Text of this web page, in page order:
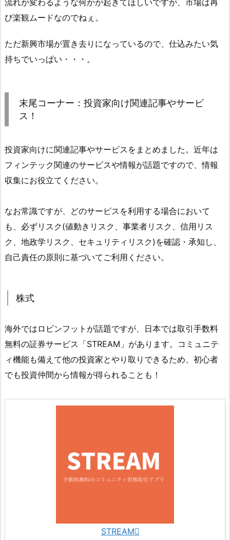
流れが変わるような何かが起きてほしいですが、市場は再
び楽観ムードなのでねぇ。
ただ新興市場が置き去りになっているので、仕込みたい気
持ちでいっぱい・・・。
末尾コーナー：投資家向け関連記事やサービ
ス！
投資家向けに関連記事やサービスをまとめました。近年は
フィンテック関連のサービスや情報が話題ですので、情報
収集にお役立てください。
なお常識ですが、どのサービスを利用する場合において
も、必ずリスク(値動きリスク、事業者リスク、信用リス
ク、地政学リスク、セキュリティリスク)を確認・承知し、
自己責任の原則に基づいてご利用ください。
株式
海外ではロビンフットが話題ですが、日本では取引手数料
無料の証券サービス「STREAM」があります。コミュニテ
ィ機能も備えて他の投資家とやり取りできるため、初心者
でも投資仲間から情報が得られることも！
STREAM